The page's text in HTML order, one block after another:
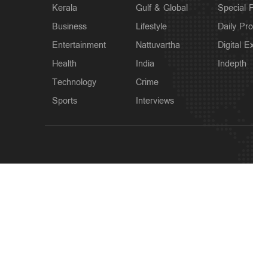
Kerala
Business
Entertainment
Health
Technology
Sports
Gulf & Global
Lifestyle
Nattuvartha
India
Crime
Interviews
Special
Daily
Digital
Indepth